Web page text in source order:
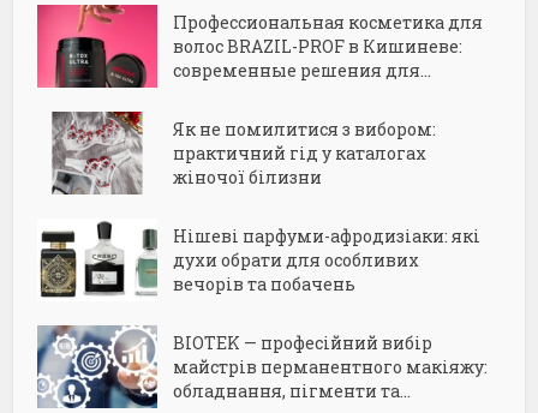
Профессиональная косметика для
волос BRAZIL-PROF в Кишиневе:
современные решения для...
Як не помилитися з вибором:
практичний гід у каталогах
жіночої білизни
Нішеві парфуми-афродизіаки: які
духи обрати для особливих
вечорів та побачень
BIOTEK — професійний вибір
майстрів перманентного макіяжу:
обладнання, пігменти та...